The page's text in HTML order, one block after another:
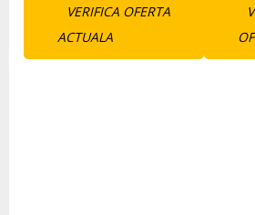
VERIFICA OFERTA
ACTUALA
Reading